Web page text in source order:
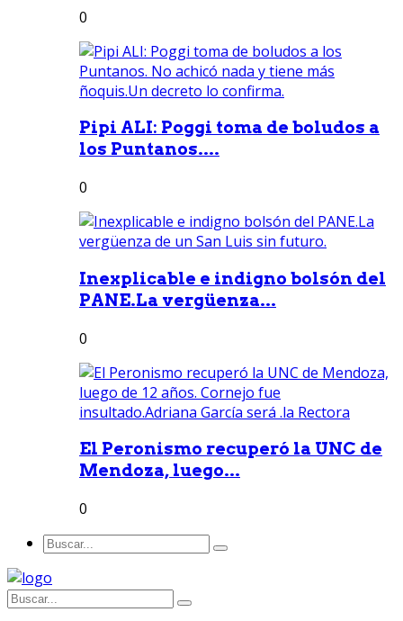
0
Pipi ALI: Poggi toma de boludos a
los Puntanos....
0
Inexplicable e indigno bolsón del
PANE.La vergüenza...
0
El Peronismo recuperó la UNC de
Mendoza, luego...
0